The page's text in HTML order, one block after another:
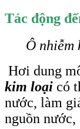
Tác động
Ô nhiễm
Hơi dung
kim loại có
nước, làm
nguồn nước,